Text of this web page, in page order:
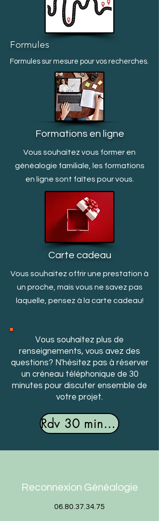
Formules
Formules sur mesure pour vos recherches.
Formations en ligne
Vous souhaitez vous former en
généalogie familiale, les formations
en ligne sont faîtes pour vous.
Carte cadeau
Vous souhaitez offrir une prestation à
un proche, mais vous ne savez pas
laquelle, pensez à la carte cadeau!
Vous souhaitez plus de
renseignements, vous avez des
questions? N'hésitez pas à réserver
un créneau téléphonique de 30
minutes pour discuter ensemble de
votre projet.
Rdv 30 minutes
Reconnexion Généalogie
06.80.37.34.75